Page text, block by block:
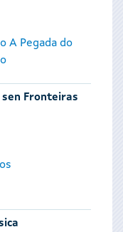
A Pegada do
Fronteiras